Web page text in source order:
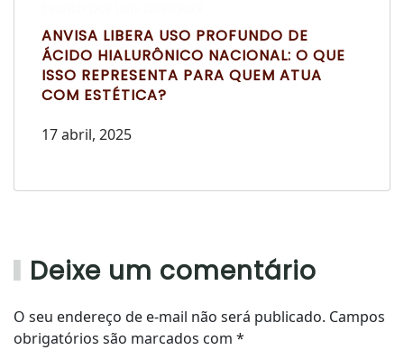
ANVISA LIBERA USO PROFUNDO DE
ÁCIDO HIALURÔNICO NACIONAL: O QUE
ISSO REPRESENTA PARA QUEM ATUA
COM ESTÉTICA?
17 abril, 2025
Deixe um comentário
O seu endereço de e-mail não será publicado. Campos
obrigatórios são marcados com *